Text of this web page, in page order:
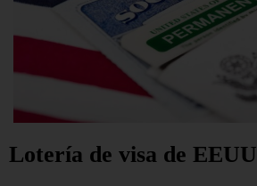
Lotería de visa de EEUU